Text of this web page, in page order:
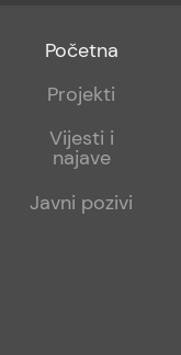
Footer
menu
Početna
Projekti
Vijesti i
najave
Javni pozivi